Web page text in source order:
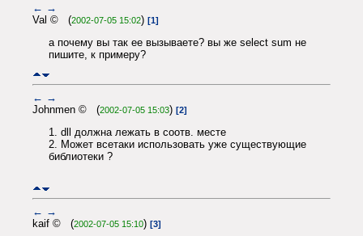
← →
Val © (2002-07-05 15:02) [1]
а почему вы так ее вызываете? вы же select sum не
пишите, к примеру?
← →
Johnmen © (2002-07-05 15:03) [2]
1. dll должна лежать в соотв. месте
2. Может всетаки использовать уже существующие
библиотеки ?
← →
kaif © (2002-07-05 15:10) [3]